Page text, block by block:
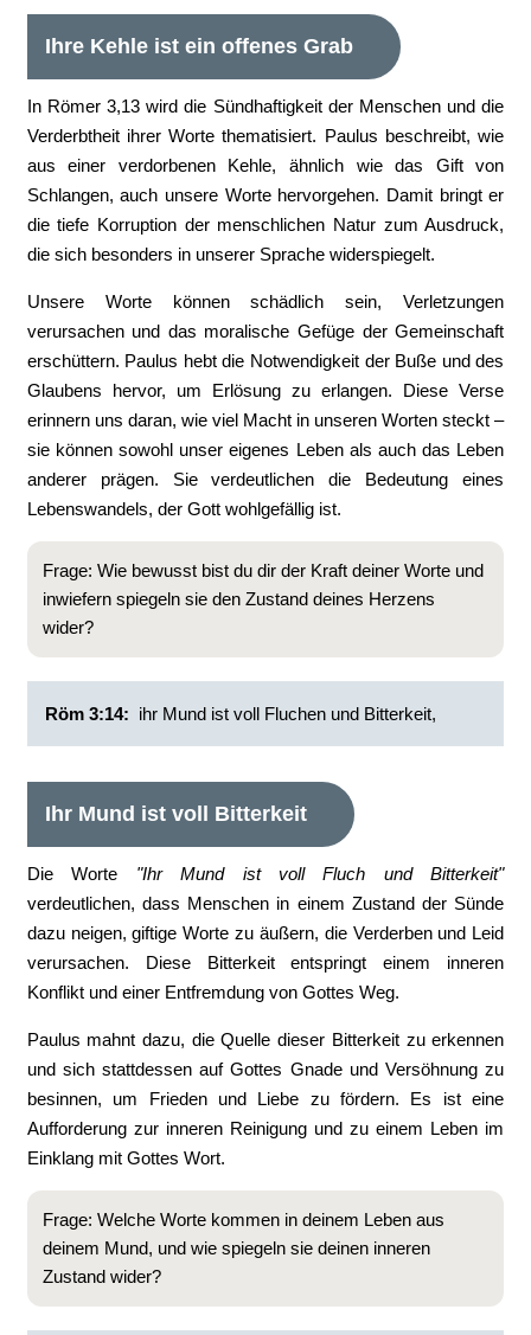
Ihre Kehle ist ein offenes Grab
In Römer 3,13 wird die Sündhaftigkeit der Menschen und die
Verderbtheit ihrer Worte thematisiert. Paulus beschreibt, wie
aus einer verdorbenen Kehle, ähnlich wie das Gift von
Schlangen, auch unsere Worte hervorgehen. Damit bringt er
die tiefe Korruption der menschlichen Natur zum Ausdruck,
die sich besonders in unserer Sprache widerspiegelt.
Unsere Worte können schädlich sein, Verletzungen
verursachen und das moralische Gefüge der Gemeinschaft
erschüttern. Paulus hebt die Notwendigkeit der Buße und des
Glaubens hervor, um Erlösung zu erlangen. Diese Verse
erinnern uns daran, wie viel Macht in unseren Worten steckt –
sie können sowohl unser eigenes Leben als auch das Leben
anderer prägen. Sie verdeutlichen die Bedeutung eines
Lebenswandels, der Gott wohlgefällig ist.
Frage: Wie bewusst bist du dir der Kraft deiner Worte und
inwiefern spiegeln sie den Zustand deines Herzens
wider?
Röm 3:14: ihr Mund ist voll Fluchen und Bitterkeit,
Ihr Mund ist voll Bitterkeit
Die Worte "Ihr Mund ist voll Fluch und Bitterkeit"
verdeutlichen, dass Menschen in einem Zustand der Sünde
dazu neigen, giftige Worte zu äußern, die Verderben und Leid
verursachen. Diese Bitterkeit entspringt einem inneren
Konflikt und einer Entfremdung von Gottes Weg.
Paulus mahnt dazu, die Quelle dieser Bitterkeit zu erkennen
und sich stattdessen auf Gottes Gnade und Versöhnung zu
besinnen, um Frieden und Liebe zu fördern. Es ist eine
Aufforderung zur inneren Reinigung und zu einem Leben im
Einklang mit Gottes Wort.
Frage: Welche Worte kommen in deinem Leben aus
deinem Mund, und wie spiegeln sie deinen inneren
Zustand wider?